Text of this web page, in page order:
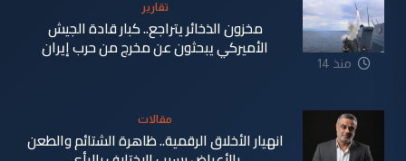
منذ 14
تقارير
مخزون الذخائر يتراجع.. كبار قادة الجيش
الأميركي يبحثون عن مخرج من حرب إيران
مقالات
انهيار الأخلاق الرقمية.. ظاهرة الشتائم والطعن